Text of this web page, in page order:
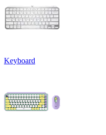
Keyboard